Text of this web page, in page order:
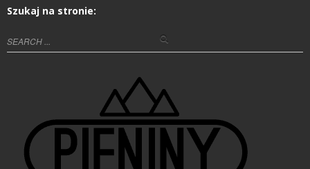
Szukaj na stronie: